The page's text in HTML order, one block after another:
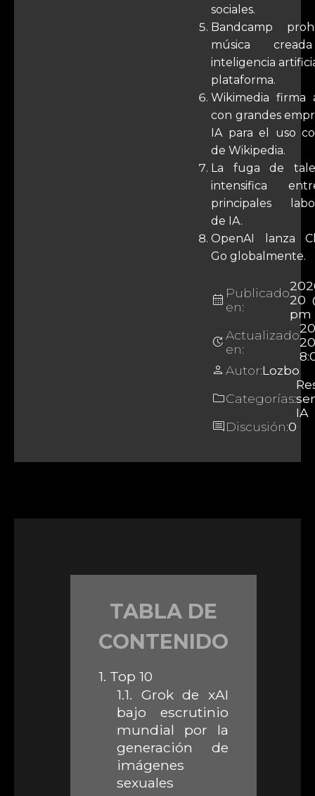
sociales.
Bandcamp
música
inteligencia
plataforma.
Wikimedia firma
con grandes
IA para el uso
de Wikipedia.
La fuga de
intensifica
principales
de IA.
OpenAI lanza
Go globalmente.
calendar_month Publicado
en:
20
pm
updateActualizado
en:
person Autor:Lozbo
folderCategorías:
IA
commentDiscusión:0
TABLA DE
CONTENIDO
1. Top 10
1.1. Grok de xAI
bajo escrutinio
mundial por la
generación de
imágenes
sexuales